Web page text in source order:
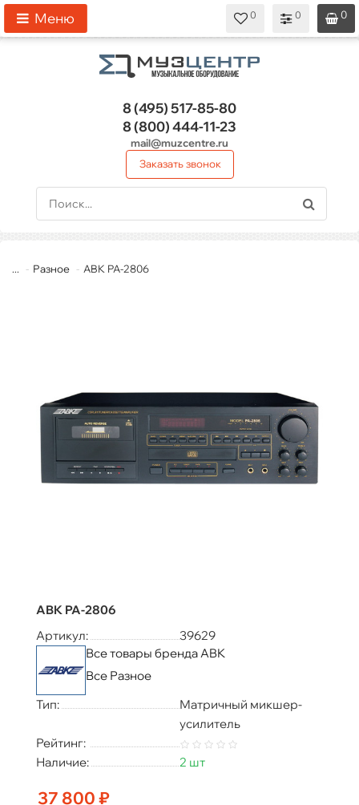
0
0
0
Меню
8 (495)517-85-80
8 (800)444-11-23
mail@muzcentre.ru
Заказать звонок
... Разное ABK PA-2806
ABK PA-2806
Артикул:
39629
Все товары бренда ABK
Все Разное
Тип:
Матричный микшер-
усилитель
Рейтинг:
Наличие:
2 шт
37 800 ₽